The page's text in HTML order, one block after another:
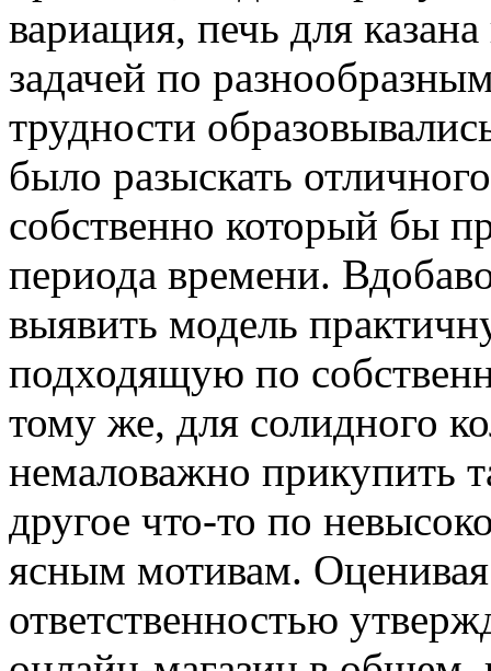
вариация, печь для
задачей по
трудности
было разыскать
собственно который бы
периода времени.
выявить модель
подходящую по
тому же, для солидного
немаловажно прикупить
другое что-то по
ясным мотивам.
ответственностью